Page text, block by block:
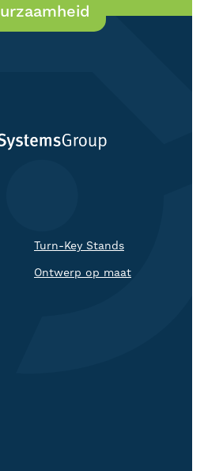
Turn-Key Stands
Ontwerp op maat